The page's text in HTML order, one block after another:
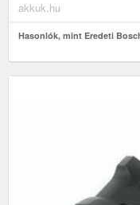
akkuk.hu
Hasonlók, mint Eredeti